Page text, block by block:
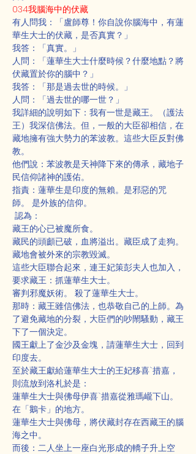
034我腦海中的伏藏
有人問我：「盧師尊！你自說你腦海中，有蓮
華生大士的伏藏，是否真實？」
我答：「真實。」
人問：「蓮華生大士什麼時候？什麼地點？將
伏藏置於你的腦中？」
我答：「那是過去世的時候。」
人問：「過去世的哪一世？」
我詳細的說明如下：我有一世是藏王。（護法
王）我深信佛法。但，一般的大臣卻相信，在
藏地擁有強大勢力的苯波教。這些大臣反對佛
教。
他們說：苯波教是天神降下來的傳承，藏地子
民信仰諸神的護佑。
指責：蓮華生是印度的無賴。是邪惡的咒
師。 是外族的信仰。
認為：
藏王的心已被魔所食。
藏民的頭顱已破，血將溢出。藏臣成了走狗。
藏地會被外來的宗教毀滅。
這些大臣聯合起來，連王妃策彭夫人也加入，
要求藏王：抓蓮華生大士。
審判邪魔妖術。 殺了蓮華生大士。
那時：藏王雖信佛法，也恭敬自己的上師。為
了避免藏地的分裂，大臣們的吵閙騷動，藏王
下了一個決定。
國王獻上了金沙及金塊，請蓮華生大士，回到
印度去。
至於藏王獻給蓮華生大士的王妃移喜`措嘉，
則流放到洛札於是：
蓮華生大士與佛母伊喜`措嘉從雅瑪巄下山。
在「鵝卡」的地方。
蓮華生大士與佛母，將伏藏封存在西藏王的腦
海之中。
而後：二人坐上一座白光形成的轎子升上空